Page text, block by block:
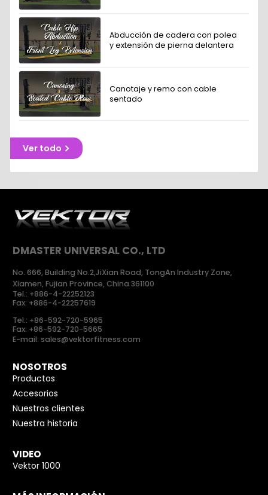
Abducción de cadera con polea
y extensión de pierna delantera
Canotaje y remo con cable
sentado
Ver todo
DMASTER UNIVERSAL CO., LTD
No. 666, Building No.2,JiXian Road, TongAn Industry Zone,
Xiamen, Fujian Province, China 361100
Tel.: +886-4-22252123
Fax: +886-4-22257619
Tel.: +86-592-720-5965
Fax: +86-592-720-5665
E-mail: sales@vektorfitness.com
NOSOTROS
Productos
Accesorios
Nuestros clientes
Nuestra historia
VIDEO
Vektor 1000